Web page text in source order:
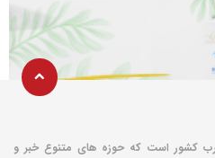
کشور است که حوزه های متنوع خبر و